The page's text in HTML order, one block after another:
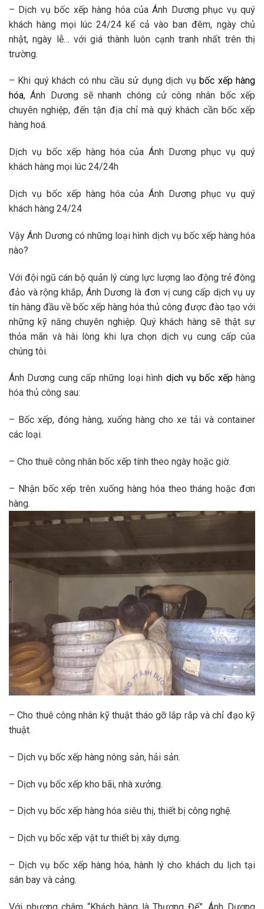
– Dịch vụ bốc xếp hàng hóa của Ánh Dương phục vụ quý
khách hàng mọi lúc 24/24 kể cả vào ban đêm, ngày chủ
nhật, ngày lễ… với giá thành luôn cạnh tranh nhất trên thị
trường.
– Khi quý khách có nhu cầu sử dụng dịch vụ bốc xếp hàng
hóa, Ánh Dương sẽ nhanh chóng cử công nhân bốc xếp
chuyên nghiệp, đến tận địa chỉ mà quý khách cần bốc xếp
hàng hoá.
Dịch vụ bốc xếp hàng hóa của Ánh Dương phục vụ quý
khách hàng mọi lúc 24/24h
Dịch vụ bốc xếp hàng hóa của Ánh Dương phục vụ quý
khách hàng 24/24
Vậy Ánh Dương có những loại hình dịch vụ bốc xếp hàng hóa
nào?
Với đội ngũ cán bộ quản lý cùng lực lượng lao động trẻ đông
đảo và rộng khắp, Ánh Dương là đơn vị cung cấp dịch vụ uy
tín hàng đầu về bốc xếp hàng hóa thủ công được đào tạo với
những kỹ năng chuyên nghiệp. Quý khách hàng sẽ thật sự
thỏa mãn và hài lòng khi lựa chọn dịch vụ cung cấp của
chúng tôi.
Ánh Dương cung cấp những loại hình dịch vụ bốc xếphàng
hóa thủ công sau:
– Bốc xếp, đóng hàng, xuống hàng cho xe tải và container
các loại.
– Cho thuê công nhân bốc xếp tính theo ngày hoặc giờ.
– Nhận bốc xếp trên xuống hàng hóa theo tháng hoặc đơn
hàng.
– Cho thuê công nhân kỹ thuật tháo gỡ lắp rắp và chỉ đạo kỹ
thuật.
– Dịch vụ bốc xếp hàng nông sản, hải sản.
– Dịch vụ bốc xếp kho bãi, nhà xưởng.
– Dịch vụ bốc xếp hàng hóa siêu thị, thiết bị công nghệ.
– Dịch vụ bốc xếp vật tư thiết bị xây dựng.
– Dịch vụ bốc xếp hàng hóa, hành lý cho khách du lịch tại
sân bay và cảng.